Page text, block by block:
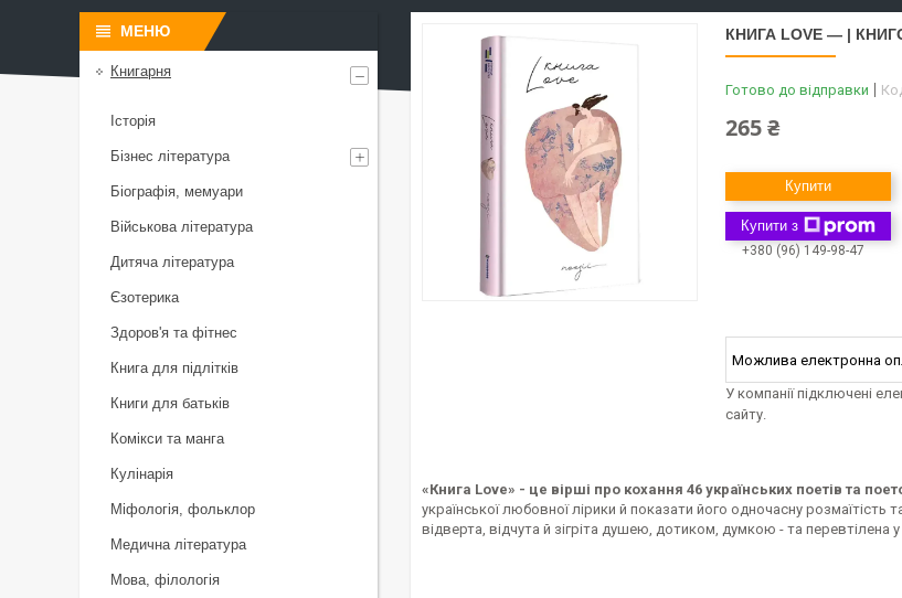
КНИГА LOVE — |
Готово до відправки
265 ₴
Купити
Купити з
+380 (96) 149-98-47
У компанії підключені
сайту.
«Книга Love» - це вірші про кохання 46 українських поетів та
української любовної лірики й показати його одночасну
відверта, відчута й зігріта душею, дотиком, думкою - та перевтілена
Книгарня
Історія
Бізнес література
Біографія, мемуари
Військова література
Дитяча література
Єзотерика
Здоров'я та фітнес
Книга для підлітків
Книги для батьків
Комікси та манга
Кулінарія
Міфологія, фольклор
Медична література
Мова, філологія